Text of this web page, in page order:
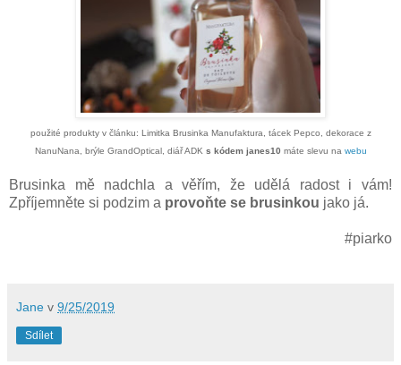
použité produkty v článku: Limitka Brusinka Manufaktura, tácek Pepco, dekorace z
NanuNana, brýle GrandOptical, diář ADK s kódem janes10 máte slevu na webu
Brusinka mě nadchla a věřím, že udělá radost i vám!
Zpříjemněte si podzim a provoňte se brusinkou jako já.
#piarko
Jane v 9/25/2019
Sdílet